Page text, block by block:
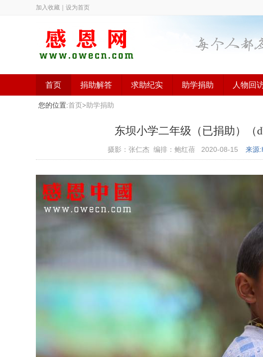
加入收藏 设为首页
首页 捐助解答 求助纪实 助学捐助 人物回
您的位置:首页 >助学捐助
东坝小学二年级（已捐助）（
摄影：张仁杰 编排：鲍红蓓 2020-08-15 来源